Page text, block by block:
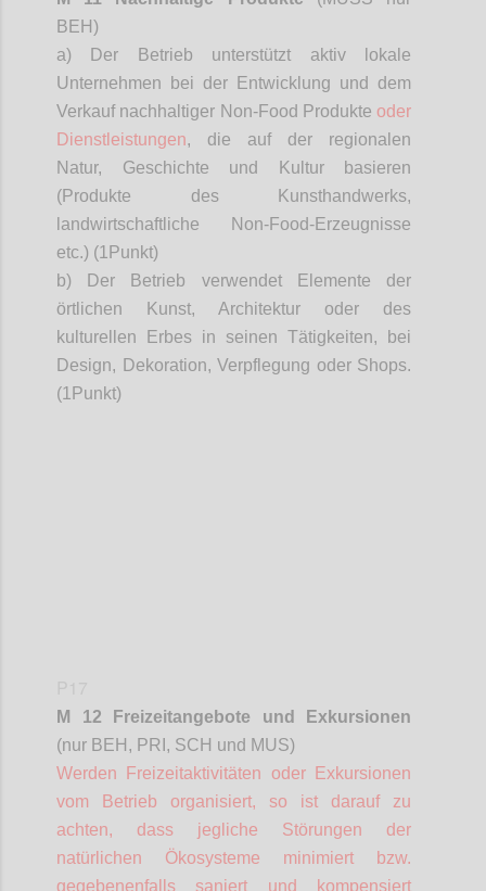
BEH)
a) Der Betrieb unterstützt aktiv lokale
Unternehmen bei der Entwicklung und dem
Verkauf nachhaltiger Non-Food Produkte oder
Dienstleistungen, die auf der regionalen
Natur, Geschichte und Kultur basieren
(Produkte des Kunsthandwerks,
landwirtschaftliche Non-Food-Erzeugnisse
etc.) (1 Punkt)
b) Der Betrieb verwendet Elemente der
örtlichen Kunst, Architektur oder des
kulturellen Erbes in seinen Tätigkeiten, bei
Design, Dekoration, Verpflegung oder Shops.
(1 Punkt)
M 12 Freizeitangebote und Exkursionen
(nur BEH, PRI, SCH und MUS)
Werden Freizeitaktivitäten oder Exkursionen
vom Betrieb organisiert, so ist darauf zu
achten, dass jegliche Störungen der
natürlichen Ökosysteme minimiert bzw.
gegebenenfalls saniert und kompensiert